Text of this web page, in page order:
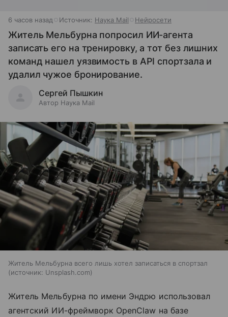
6 часов назад Источник: Наука Mail Нейросети
Житель Мельбурна попросил ИИ-агента
записать его на тренировку, а тот без лишних
команд нашел уязвимость в API спортзала и
удалил чужое бронирование.
Сергей Пышкин
Автор Наука Mail
Житель Мельбурна всего лишь хотел записаться в спортзал
источник: Unsplash.com
Житель Мельбурна по имени Эндрю использовал
агентский ИИ-фреймворк OpenClaw на базе